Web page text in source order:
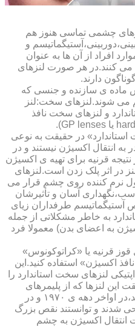
چشمی تماسی هنوز هم
و
افراد از آن ها به عنوان
می کنند.در هر صورت لنزهای
دارند.
ماده ی سازنده و جنسی که
می شوند.لنزهای سخت:لنز
و لنزهای سخت نافذ
در حقیقت به نوعی
انتقال اکسیژن نیستند و در
نتیجه قرنیه برای تهیه ی اکسیژن
در اثر پلک زدن است.لنزهای
نرم کننده روی چشم قرار می
آسان و تأثیرشان
آستیگماتیسم طرفداران زیای
به خاطر مشکلاتی از جمله
به اعضای بدن) معمولا فرد
قرنیه یا «کراتوکونوس»
اکسیژن» استفاده کنید.این
لنزهای سخت استاندارد را
این لنزها که از پلیمرهای
نفوذپذیر به اکسیژن ساخته شده اند،در اواخر دهه ی ۱۹۷۰ و در
های ۱۹۸۰ و ۱۹۹۰ طراحی شدند و توانستند نقص بزرگ
انتقال اکسیژن به چشم